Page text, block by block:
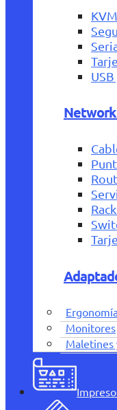
KVM
Monitores
Maletines